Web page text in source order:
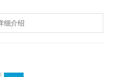
细介绍